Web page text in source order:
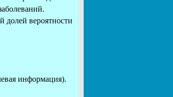
долей вероятности
информация).